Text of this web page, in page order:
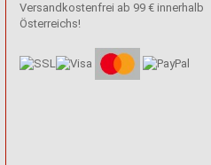
Versandkostenfrei ab 99 € innerhalb
Österreichs!